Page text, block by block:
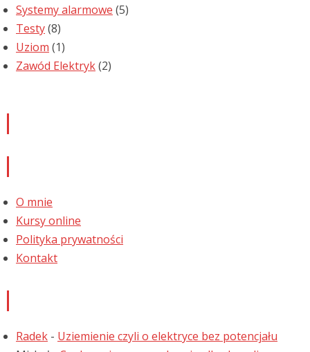
Systemy alarmowe (5)
Testy(8)
Uziom (1)
Zawód Elektryk(2)
O mnie
Kursy online
Polityka prywatności
Kontakt
Radek - Uziemienie czyli o elektryce bez potencjału